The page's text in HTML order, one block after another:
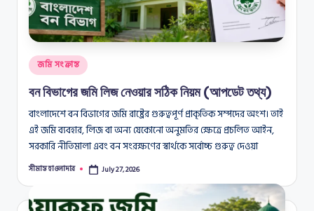
Posted
in
জমি সংক্রান্ত
বন বিভাগের জমি লিজ নেওয়ার সঠিক নিয়ম (আপডেট তথ্য)
বাংলাদেশে বন বিভাগের জমি রাষ্ট্রের গুরুত্বপূর্ণ প্রাকৃতিক সম্পদের অংশ। তাই
এই জমি ব্যবহার, লিজ বা অন্য যেকোনো অনুমতির ক্ষেত্রে প্রচলিত আইন,
সরকারি নীতিমালা এবং বন সংরক্ষণের স্বার্থকে সর্বোচ্চ গুরুত্ব দেওয়া
Posted
সীমান্ত হাওলাদার July 27, 2026